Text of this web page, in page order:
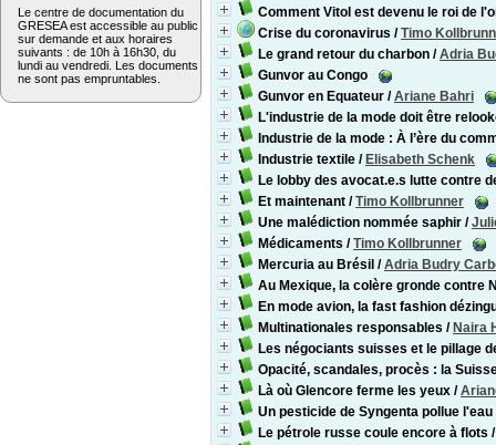
Comment Vitol est devenu le roi de
Crise du coronavirus /Timo
Le grand retour du charbon /Adria
Gunvor au Congo
Gunvor en Equateur /Ariane Bahri
L'industrie de la mode doit être
Industrie de la mode : À l’ère du
Industrie textile / Elisabeth Schenk
Le lobby des avocat.e.s lutte contre
Et maintenant /Timo Kollbrunner
Une malédiction nommée saphir /
Médicaments /Timo Kollbrunner
Mercuria au Brésil /Adria Budry
Au Mexique, la colère gronde contre
En mode avion, la fast fashion
Multinationales responsables / Naira
Les négociants suisses et le pillage
Opacité, scandales, procès : la
Là où Glencore ferme les yeux /
Un pesticide de Syngenta pollue
Le pétrole russe coule encore à flots
Le centre de documentation du
GRESEA est accessible au public
sur demande et aux horaires
suivants : de 10h à 16h30, du
lundi au vendredi. Les documents
ne sont pas empruntables.